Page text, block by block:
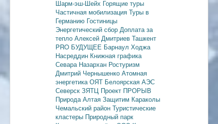
Шарм-эш-Шейх Горящие туры
Частичная мобилизация Туры в
Германию Гостиницы
Энергетический сбор Доплата за
тепло Алексей Дмитриев Ташкент
PRO БУДУЩЕЕ Барнаул Ходжа
Насреддин Книжная графика
Севара Назархан Ростуризм
Дмитрий Чернышенко Атомная
энергетикаОЯТ Белоярская АЭС
Северск ЗЯТЦ Проект ПРОРЫВ
Природа Алтая Защитим Караколы
Чемальский район Туристические
кластеры Природный парк